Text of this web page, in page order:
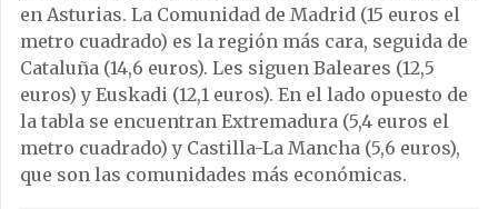
en Asturias. La Comunidad de Madrid (15 euros el
metro cuadrado) es la región más cara, seguida de
Cataluña (14,6 euros). Les siguen Baleares (12,5
euros) y Euskadi (12,1 euros). En el lado opuesto de
la tabla se encuentran Extremadura (5,4 euros el
metro cuadrado) y Castilla-La Mancha (5,6 euros),
que son las comunidades más económicas.